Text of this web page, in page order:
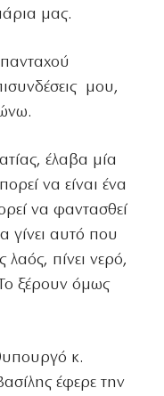
μας.
μου,
έλαβα μία
να είναι ένα
να φαντασθεί
γίνει αυτό που
λαός, πίνει νερό,
ξέρουν όμως
κ.
έφερε την